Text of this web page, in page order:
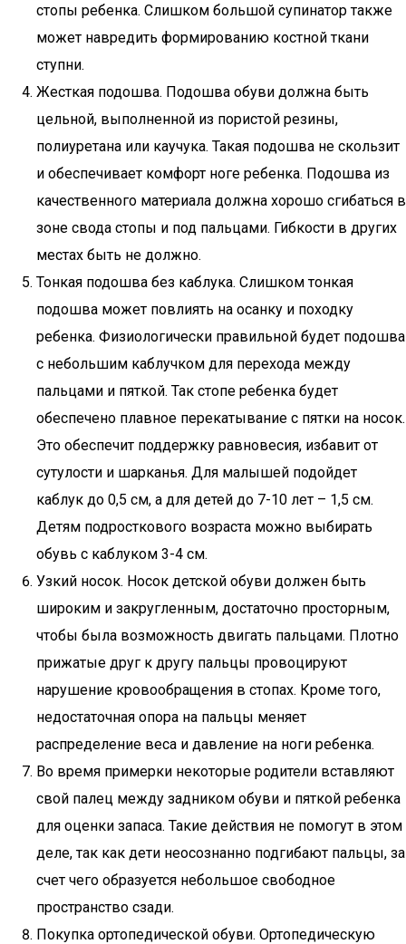
стопы ребенка. Слишком большой супинатор также
может навредить формированию костной ткани
ступни.
Жесткая подошва. Подошва обуви должна быть
цельной, выполненной из пористой резины,
полиуретана или каучука. Такая подошва не скользит
и обеспечивает комфорт ноге ребенка. Подошва из
качественного материала должна хорошо сгибаться в
зоне свода стопы и под пальцами. Гибкости в других
местах быть не должно.
Тонкая подошва без каблука. Слишком тонкая
подошва может повлиять на осанку и походку
ребенка. Физиологически правильной будет подошва
с небольшим каблучком для перехода между
пальцами и пяткой. Так стопе ребенка будет
обеспечено плавное перекатывание с пятки на носок.
Это обеспечит поддержку равновесия, избавит от
сутулости и шарканья. Для малышей подойдет
каблук до 0,5 см, а для детей до 7-10 лет – 1,5 см.
Детям подросткового возраста можно выбирать
обувь с каблуком 3-4 см.
Узкий носок. Носок детской обуви должен быть
широким и закругленным, достаточно просторным,
чтобы была возможность двигать пальцами. Плотно
прижатые друг к другу пальцы провоцируют
нарушение кровообращения в стопах. Кроме того,
недостаточная опора на пальцы меняет
распределение веса и давление на ноги ребенка.
Во время примерки некоторые родители вставляют
свой палец между задником обуви и пяткой ребенка
для оценки запаса. Такие действия не помогут в этом
деле, так как дети неосознанно подгибают пальцы, за
счет чего образуется небольшое свободное
пространство сзади.
Покупка ортопедической обуви. Ортопедическую